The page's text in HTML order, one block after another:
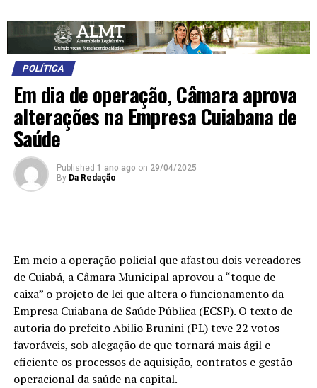
POLÍTICA
Em dia de operação, Câmara aprova
alterações na Empresa Cuiabana de
Saúde
Published 1 ano ago on 29/04/2025
By Da Redação
Em meio a operação policial que afastou dois vereadores
de Cuiabá, a Câmara Municipal aprovou a “toque de
caixa” o projeto de lei que altera o funcionamento da
Empresa Cuiabana de Saúde Pública (ECSP). O texto de
autoria do prefeito Abilio Brunini (PL) teve 22 votos
favoráveis, sob alegação de que tornará mais ágil e
eficiente os processos de aquisição, contratos e gestão
operacional da saúde na capital.